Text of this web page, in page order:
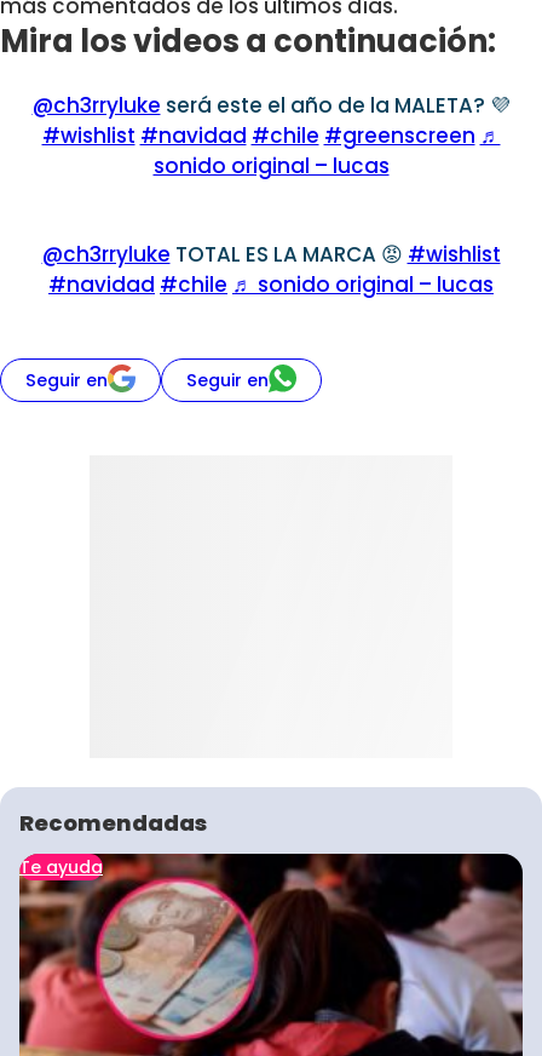
Mira los videos a continuación:
@ch3rryluke será este el año de la MALETA? 💜
#wishlist #navidad #chile #greenscreen ♬
sonido original – lucas
@ch3rryluke TOTAL ES LA MARCA 😡 #wishlist
#navidad #chile ♬ sonido original – lucas
Seguir en Seguir en
Recomendadas
Te ayuda